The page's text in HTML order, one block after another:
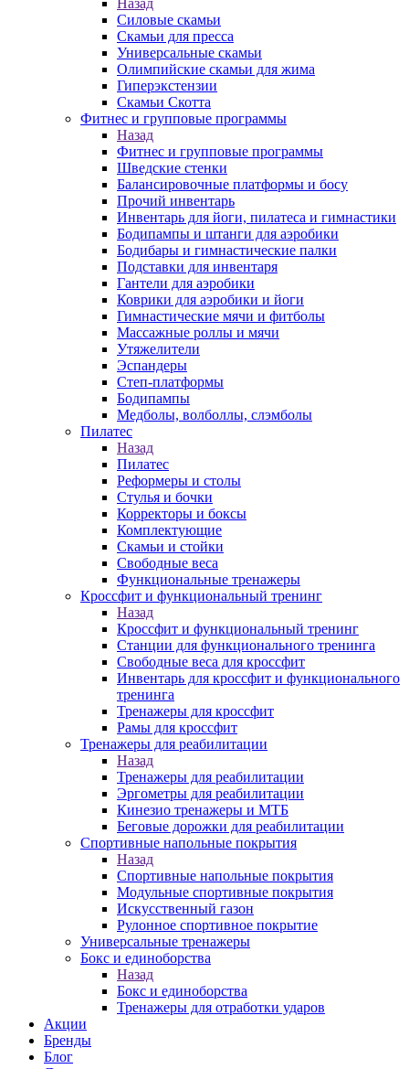
Назад
Силовые скамьи
Скамьи для пресса
Универсальные скамьи
Олимпийские скамьи для жима
Гиперэкстензии
Скамьи Скотта
Фитнес и групповые программы
Назад
Фитнес и групповые программы
Шведские стенки
Балансировочные платформы и босу
Прочий инвентарь
Инвентарь для йоги, пилатеса и гимнастики
Бодипампы и штанги для аэробики
Бодибары и гимнастические палки
Подставки для инвентаря
Гантели для аэробики
Коврики для аэробики и йоги
Гимнастические мячи и фитболы
Массажные роллы и мячи
Утяжелители
Эспандеры
Степ-платформы
Бодипампы
Медболы, волболлы, слэмболы
Пилатес
Назад
Пилатес
Реформеры и столы
Стулья и бочки
Корректоры и боксы
Комплектующие
Скамьи и стойки
Свободные веса
Функциональные тренажеры
Кроссфит и функциональный тренинг
Назад
Кроссфит и функциональный тренинг
Станции для функционального тренинга
Свободные веса для кроссфит
Инвентарь для кроссфит и функционального
тренинга
Тренажеры для кроссфит
Рамы для кроссфит
Тренажеры для реабилитации
Назад
Тренажеры для реабилитации
Эргометры для реабилитации
Кинезио тренажеры и МТБ
Беговые дорожки для реабилитации
Спортивные напольные покрытия
Назад
Спортивные напольные покрытия
Модульные спортивные покрытия
Искусственный газон
Рулонное спортивное покрытие
Универсальные тренажеры
Бокс и единоборства
Назад
Бокс и единоборства
Тренажеры для отработки ударов
Акции
Бренды
Блог